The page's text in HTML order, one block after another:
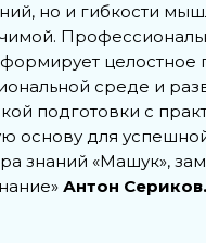
но и гибкости
среде и
подготовки с
основу для
знаний «Машук»,
Антон Сериков.